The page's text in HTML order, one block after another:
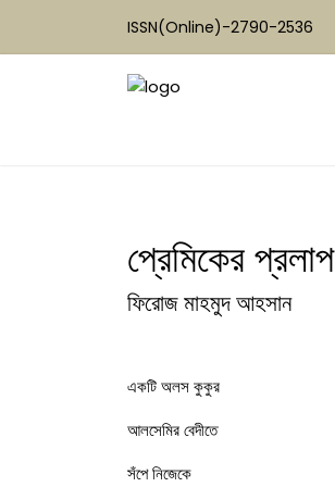
ISSN(Online)-2790-2536
প্রেমিকের প্রলাপ
ফিরোজ মাহমুদ আহসান
একটি অলস কুকুর
আলসেমির বেদীতে
সঁপে নিজেকে